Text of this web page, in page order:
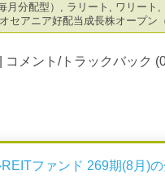
月分配型） , ラリート , ワリート ,
セアニア好配当成長株オープン
コメント/トラックバック
ファンド 269期(8月)